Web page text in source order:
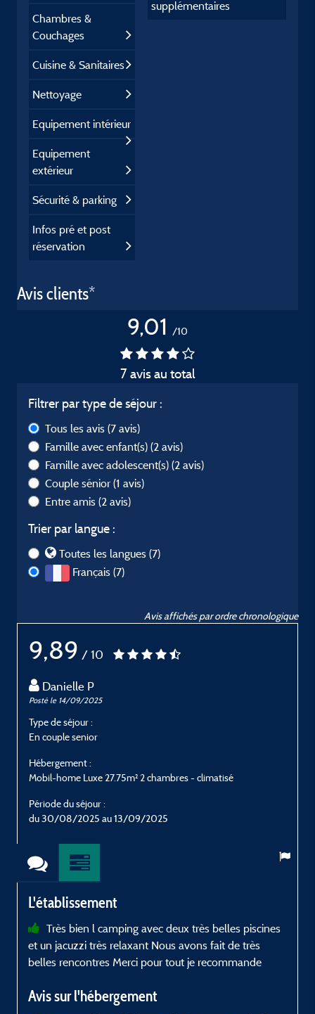
Chambres &
Couchages
Cuisine & Sanitaires
Nettoyage
Equipement intérieur
Equipement
extérieur
Sécurité & parking
Infos pré et post
réservation
supplémentaires
Avis clients*
9,01 /10
7 avis au total
Filtrer par type de séjour :
Tous les avis (7 avis)
Famille avec enfant(s) (2 avis)
Famille avec adolescent(s) (2 avis)
Couple sénior (1 avis)
Entre amis (2 avis)
Trier par langue :
Toutes les langues (7)
Français (7)
Avis affichés par ordre chronologique
9,89 / 10
Danielle P
Posté le 14/09/2025
Type de séjour :
En couple senior
Hébergement :
Mobil-home Luxe 27.75m² 2 chambres - climatisé
Période du séjour :
du 30/08/2025 au 13/09/2025
L'établissement
Très bien l camping avec deux très belles piscines
et un jacuzzi très relaxant Nous avons fait de très
belles rencontres Merci pour tout je recommande
Avis sur l'hébergement